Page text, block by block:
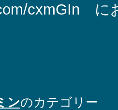
cxmGIn に
ンのカテゴリー